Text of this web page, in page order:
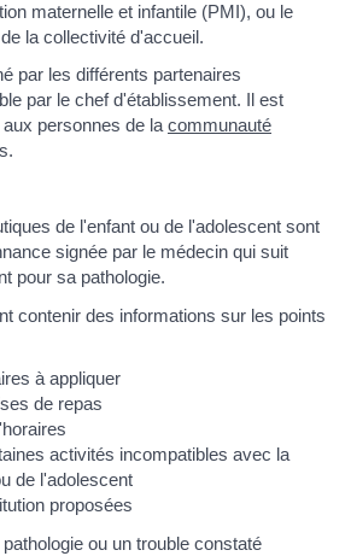
maternelle et infantile (PMI), ou le
la collectivité d'accueil.
par les différents partenaires
par le chef d'établissement. Il est
personnes de la communauté
de l'enfant ou de l'adolescent sont
signée par le médecin qui suit
pour sa pathologie.
contenir des informations sur les points
à appliquer
de repas
activités incompatibles avec la
de l'adolescent
proposées
ou un trouble constaté